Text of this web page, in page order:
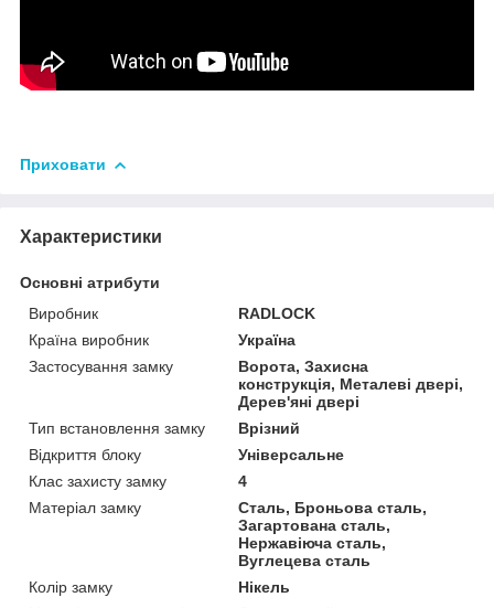
Приховати
Характеристики
Основні атрибути
Виробник
RADLOCK
Країна виробник
Україна
Застосування замку
Ворота, Захисна
конструкція, Металеві двері,
Дерев'яні двері
Тип встановлення замку
Врізний
Відкриття блоку
Універсальне
Клас захисту замку
4
Матеріал замку
Сталь, Броньова сталь,
Загартована сталь,
Нержавіюча сталь,
Вуглецева сталь
Колір замку
Нікель